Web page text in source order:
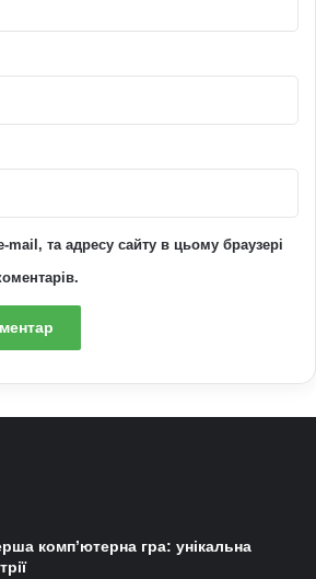
mail, та адресу сайту в цьому браузері
комп’ютерна гра: унікальна